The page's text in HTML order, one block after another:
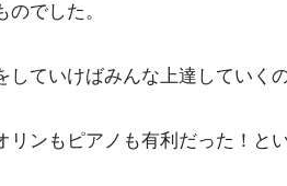
でした。
ていけばみんな上達していくの
リンもピアノも有利だった！と